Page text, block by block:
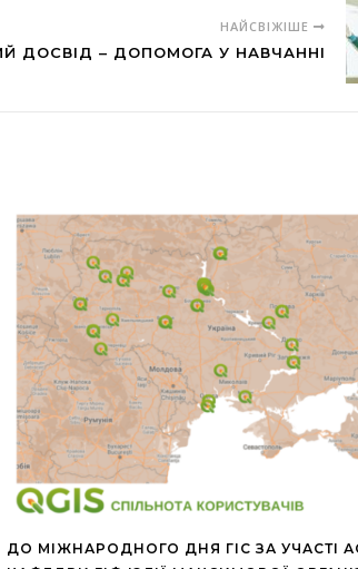
НАЙСВІЖІШЕ
ДОСВІД – ДОПОМОГА У НАВЧАННІ
ДО МІЖНАРОДНОГО ДНЯ ГІС ЗА УЧАСТІ